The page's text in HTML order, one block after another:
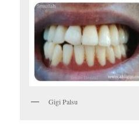
Gigi Palsu